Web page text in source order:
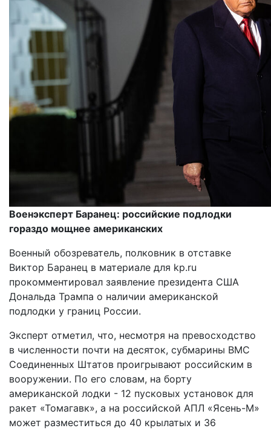
Военэксперт Баранец: российские подлодки
гораздо мощнее американских
Военный обозреватель, полковник в отставке
Виктор Баранец в материале для kp.ru
прокомментировал заявление президента США
Дональда Трампа о наличии американской
подлодки у границ России.
Эксперт отметил, что, несмотря на превосходство
в численности почти на десяток, субмарины ВМС
Соединенных Штатов проигрывают российским в
вооружении. По его словам, на борту
американской лодки - 12 пусковых установок для
ракет «Томагавк», а на российской АПЛ «Ясень-М»
может разместиться до 40 крылатых и 36